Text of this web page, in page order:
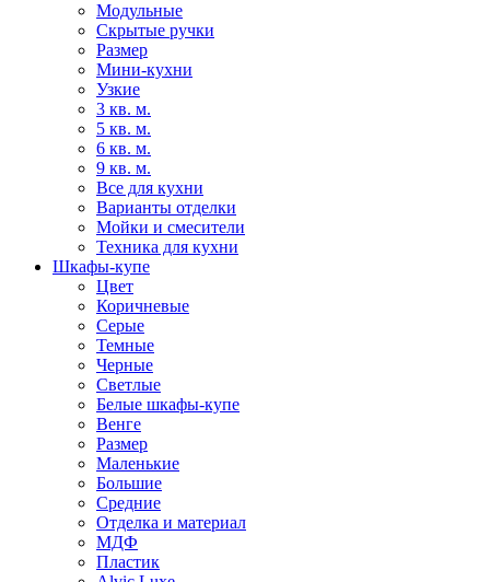
Модульные
Скрытые ручки
Размер
Мини-кухни
Узкие
3 кв. м.
5 кв. м.
6 кв. м.
9 кв. м.
Все для кухни
Варианты отделки
Мойки и смесители
Техника для кухни
Шкафы-купе
Цвет
Коричневые
Серые
Темные
Черные
Светлые
Белые шкафы-купе
Венге
Размер
Маленькие
Большие
Средние
Отделка и материал
МДФ
Пластик